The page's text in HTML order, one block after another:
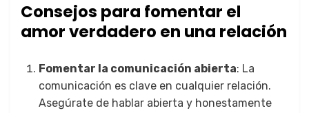
Consejos para fomentar el
amor verdadero en una relación
Fomentar la comunicación abierta: La
comunicación es clave en cualquier relación.
Asegúrate de hablar abierta y honestamente